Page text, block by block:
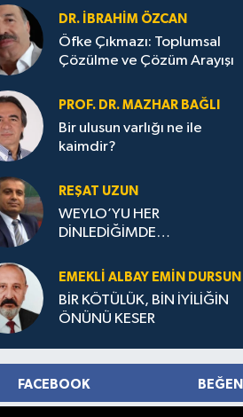
DR. İBRAHIM ÖZCAN
Öfke Çıkmazı: Toplumsal
Çözülme ve Çözüm Arayışı
PROF. DR. MAZHAR BAĞLI
Bir ulusun varlığı ne ile
kaimdir?
REŞAT UZUN
WEYLO’YU HER
DİNLEDİĞİMDE…
EMEKLI ALBAY EMIN DURSUN
BİR KÖTÜLÜK, BİN İYİLİĞİN
ÖNÜNÜ KESER
FACEBOOK BEĞEN